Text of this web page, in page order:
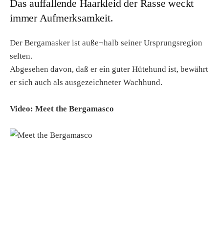
Das auffallende Haarkleid der Rasse weckt
immer Aufmerksamkeit.
Der Bergamasker ist auße¬halb seiner Ursprungsregion
selten.
Abgesehen davon, daß er ein guter Hütehund ist, bewährt
er sich auch als ausgezeichneter Wachhund.
Video: Meet the Bergamasco